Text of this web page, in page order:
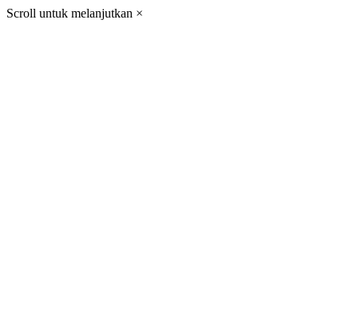
Scroll untuk melanjutkan ×